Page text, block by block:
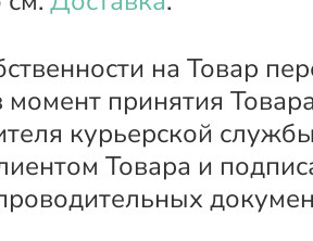
на Товар
момент принятия
курьерской
Товара и